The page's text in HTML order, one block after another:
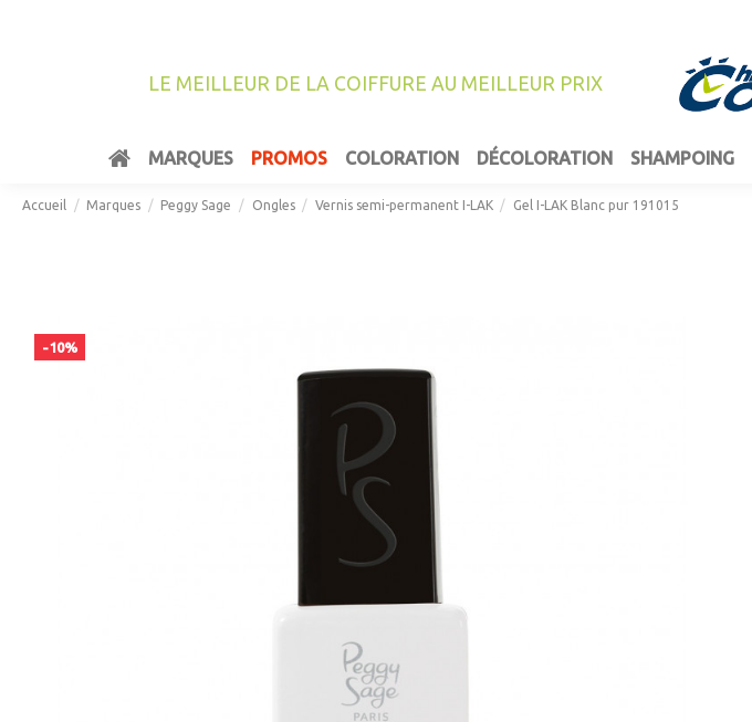
LE MEILLEUR DE LA COIFFURE AU MEILLEUR PRIX
MARQUES PROMOS COLORATION DÉCOLORATION SHAMPOING
Accueil Marques Peggy Sage Ongles Vernis semi-permanent I-LAK Gel I-LAK Blanc pur 191015
-10%